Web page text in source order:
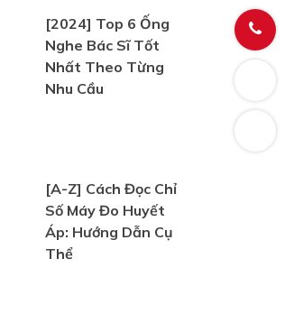
[2024] Top 6 Ống
Nghe Bác Sĩ Tốt
Nhất Theo Từng
Nhu Cầu
[A-Z] Cách Đọc Chỉ
Số Máy Đo Huyết
Áp: Hướng Dẫn Cụ
Thể